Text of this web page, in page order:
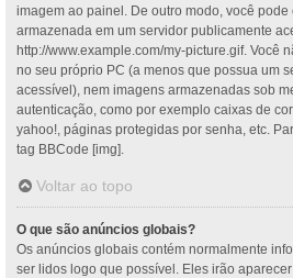
imagem ao painel. De outro modo, você
armazenada em um servidor publicamente
http://www.example.com/my-picture.gif. Você
no seu próprio PC (a menos que possua um
acessível), nem imagens armazenadas sob
autenticação, como por exemplo caixas de
yahoo!, páginas protegidas por senha, etc.
tag BBCode [img].
Voltar ao topo
O que são anúncios globais?
Os anúncios globais contém normalmente
ser lidos logo que possível. Eles irão